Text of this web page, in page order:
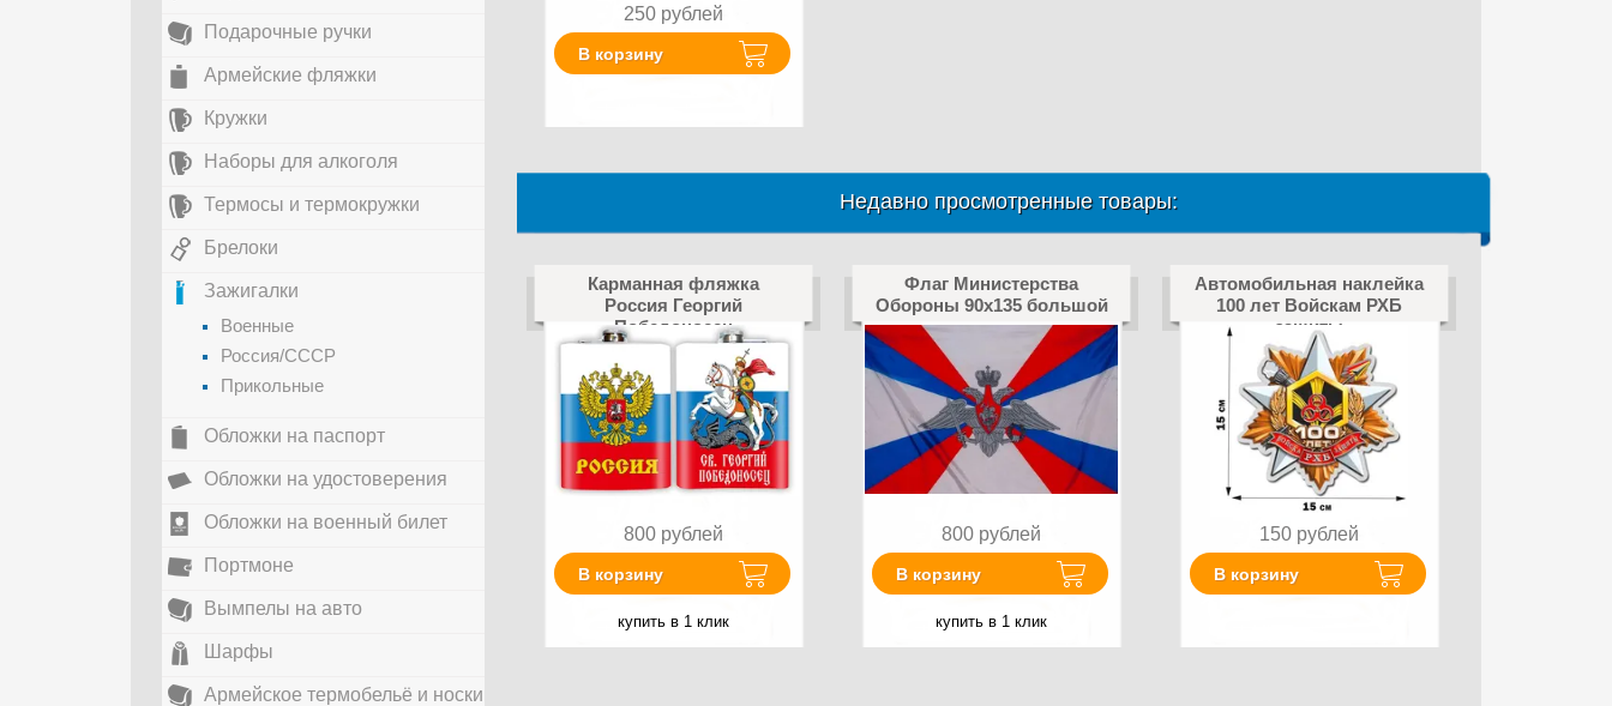
250 рублей
В корзину
Недавно просмотренные товары:
Карманная фляжка
Россия Георгий
Победоносец
800 рублей
В корзину
купить в 1 клик
Флаг Министерства
Обороны 90х135 большой
800 рублей
В корзину
купить в 1 клик
Автомобильная наклейка
100 лет Войскам РХБ
защиты
150 рублей
В корзину
Подарочные ручки
Армейские фляжки
Кружки
Наборы для алкоголя
Термосы и термокружки
Брелоки
Зажигалки
Военные
Россия/СССР
Прикольные
Обложки на паспорт
Обложки на удостоверения
Обложки на военный билет
Портмоне
Вымпелы на авто
Шарфы
Армейское термобельё и носки